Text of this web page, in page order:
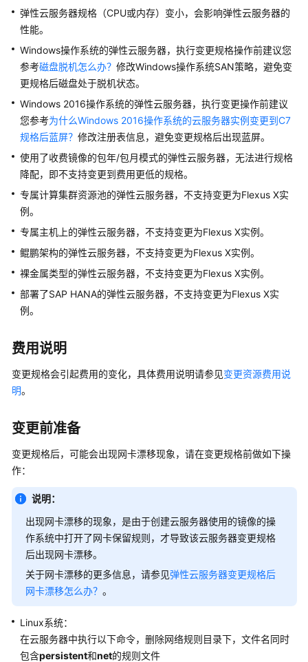
绍
计
费
说
明
快
速
入
门
用
户
南
通
IAM
使
ECS
限
实
ECS
实
概
述
选
择
ECS
计
费
弹性云服务器规格（CPU或内存）变小，会影响弹性云服务器的
性能。
Windows操作系统的弹性云服务器，执行变更规格操作前建议您
参考磁盘脱机怎么办？ 修改Windows操作系统SAN策略，避免变
更规格后磁盘处于脱机状态。
Windows 2016操作系统的弹性云服务器，执行变更操作前建议
您参考为什么Windows 2016操作系统的云服务器实例变更到C7
规格后蓝屏？ 修改注册表信息，避免变更规格后出现蓝屏。
使用了收费镜像的包年/包月模式的弹性云服务器，无法进行规格
降配，即不支持变更到费用更低的规格。
专属计算集群资源池的弹性云服务器，不支持变更为Flexus X实
例。
专属主机上的弹性云服务器，不支持变更为Flexus X实例。
鲲鹏架构的弹性云服务器，不支持变更为Flexus X实例。
裸金属类型的弹性云服务器，不支持变更为Flexus X实例。
部署了SAP HANA的弹性云服务器，不支持变更为Flexus X实
例。
费用说明
变更规格会引起费用的变化，具体费用说明请参见变更资源费用说
明。
变更前准备
变更规格后，可能会出现网卡漂移现象，请在变更规格前做如下操
作：
说明：
出现网卡漂移的现象，是由于创建云服务器使用的镜像的操
作系统中打开了网卡保留规则，才导致该云服务器变更规格
后出现网卡漂移。
关于网卡漂移的更多信息，请参见弹性云服务器变更规格后
网卡漂移怎么办？ 。
Linux系统：
在云服务器中执行以下命令，删除网络规则目录下，文件名同时
包含persistent和net的规则文件